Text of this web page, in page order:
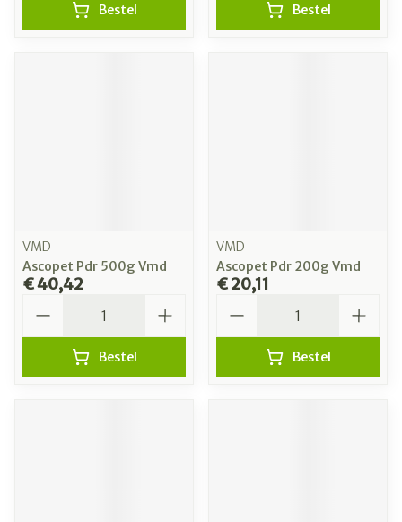
Bestel Bestel
VMD
Ascopet Pdr 500g Vmd
€ 40,42
Bestel
VMD
Ascopet Pdr 200g Vmd
€ 20,11
Bestel